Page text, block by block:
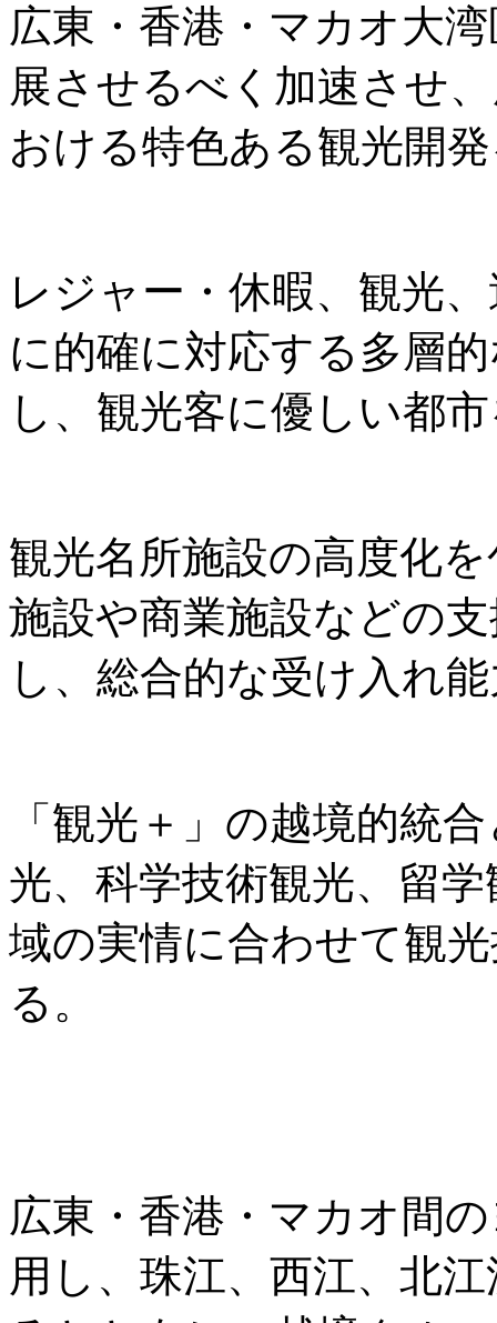
広東・香港・マカオ大
展させるべく加速させ
おける特色ある観光開
レジャー・休暇、観光
に的確に対応する多層
し、観光客に優しい都
観光名所施設の高度化
施設や商業施設などの
し、総合的な受け入れ
「観光＋」の越境的統
光、科学技術観光、留
域の実情に合わせて観
る。
広東・香港・マカオ間
用し、珠江、西江、北